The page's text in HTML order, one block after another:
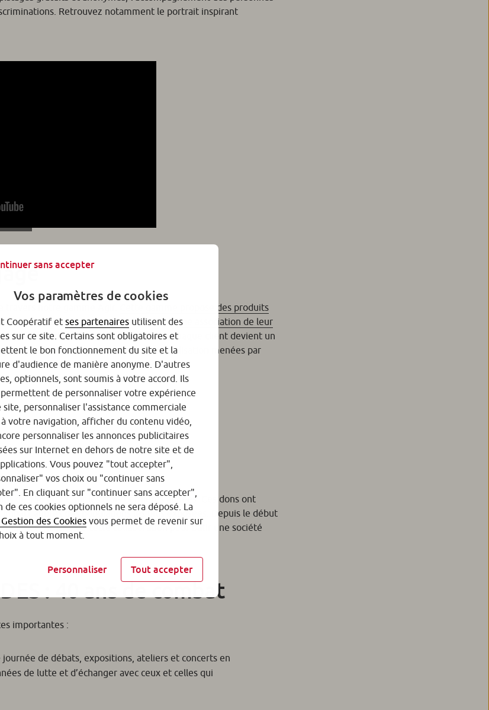
Retrouvez notamment le portrait inspirant
travers notre gamme Agir.
Cette gamme propose des produits
aux clients de faire des dons àune association de leur
ces produits et l’association AIDES, chaque client devient un
d’accompagnement et de sensibilisation menées par
de 156 000 € sur les trois dernières années. Ces dons ont
auprès des populations les plus exposées. Depuis le début
l’efficacité de cette collaboration pour bâtir une société
: 40 ans de combat
importantes :
journée de débats, expositions, ateliers et concerts en
de lutte et d’échanger avec ceux et celles qui
sans accepter
Vos paramètres de cookies
Coopératif et ses partenaires utilisent des
sur ce site. Certains sont obligatoires et
le bon fonctionnement du site et la
d'audience de manière anonyme. D'autres
optionnels, sont soumis à votre accord. Ils
permettent de personnaliser votre expérience
site, personnaliser l'assistance commerciale
votre navigation, afficher du contenu vidéo,
personnaliser les annonces publicitaires
sur Internet en dehors de notre site et de
Vous pouvez "tout accepter",
vos choix ou "continuer sans
En cliquant sur "continuer sans accepter",
de ces cookies optionnels ne sera déposé. La
des Cookies vous permet de revenir sur
à tout moment.
Personnaliser Tout accepter